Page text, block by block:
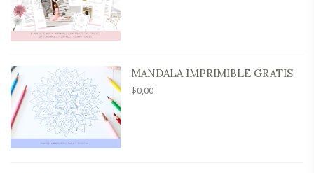
MANDALA IMPRIMIBLE GRATIS
$0,00